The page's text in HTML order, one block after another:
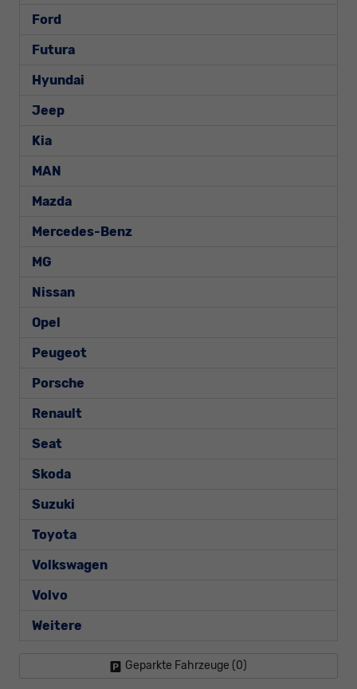
Ford
Futura
Hyundai
Jeep
Kia
MAN
Mazda
Mercedes-Benz
MG
Nissan
Opel
Peugeot
Porsche
Renault
Seat
Skoda
Suzuki
Toyota
Volkswagen
Volvo
Weitere
Geparkte Fahrzeuge (0)